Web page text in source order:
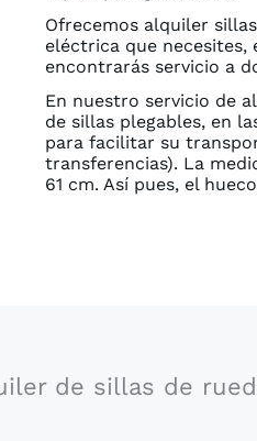
Ofrecemos alquiler
eléctrica que necesites,
encontrarás servicio a
En nuestro servicio de
de sillas plegables, en
para facilitar su
transferencias). La
61 cm. Así pues, el
de sillas de